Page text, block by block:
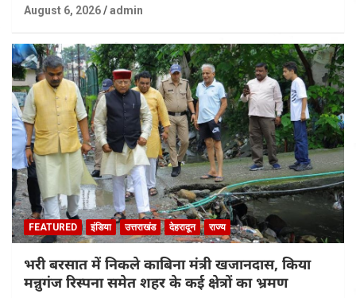
August 6, 2026 admin
FEATURED इंडिया उत्तराखंड देहरादून राज्य
भरी बरसात में निकले काबिना मंत्री खजानदास, किया
मन्नुगंज रिस्पना समेत शहर के कई क्षेत्रों का भ्रमण